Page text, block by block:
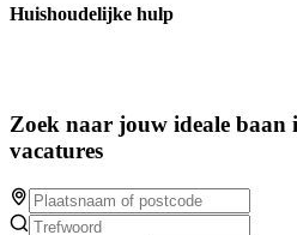
Huishoudelijke hulp
Zoek naar jouw ideale baan
vacatures